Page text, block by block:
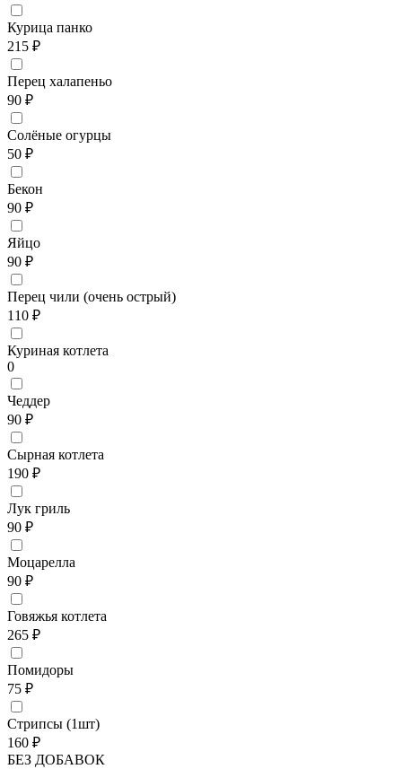
Курица панко
215 ₽
Перец халапеньо
90 ₽
Солёные огурцы
50 ₽
Бекон
90 ₽
Яйцо
90 ₽
Перец чили (очень острый)
110 ₽
Куриная котлета
0
Чеддер
90 ₽
Сырная котлета
190 ₽
Лук гриль
90 ₽
Моцарелла
90 ₽
Говяжья котлета
265 ₽
Помидоры
75 ₽
Стрипсы (1шт)
160 ₽
БЕЗ ДОБАВОК